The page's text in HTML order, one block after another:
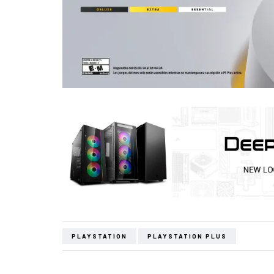
PLAYSTATION PLAYSTATION PLUS